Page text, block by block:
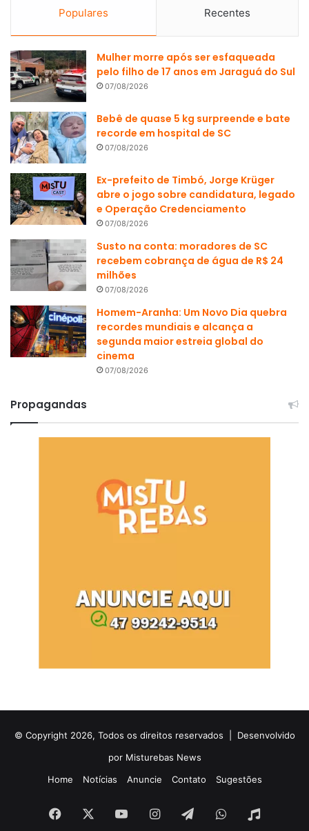
Populares Recentes
Mulher morre após ser esfaqueada
pelo filho de 17 anos em Jaraguá do Sul
07/08/2026
Bebê de quase 5 kg surpreende e bate
recorde em hospital de SC
07/08/2026
Ex-prefeito de Timbó, Jorge Krüger
abre o jogo sobre candidatura, legado
e Operação Credenciamento
07/08/2026
Susto na conta: moradores de SC
recebem cobrança de água de R$ 24
milhões
07/08/2026
Homem-Aranha: Um Novo Dia quebra
recordes mundiais e alcança a
segunda maior estreia global do
cinema
07/08/2026
Propagandas
© Copyright 2026, Todos os direitos reservados | Desenvolvido
por Misturebas News
Home
Notícias Anuncie Contato Sugestões
Facebook YouTubeInstagramTelegramWhatsApp
Rádio